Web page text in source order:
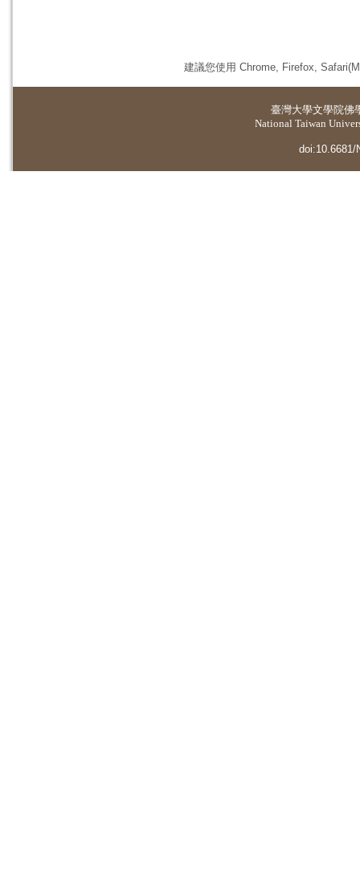
建議您使用 Chrome, Firefox,
臺灣大學文學院佛
National Taiwan
doi:10.6681/